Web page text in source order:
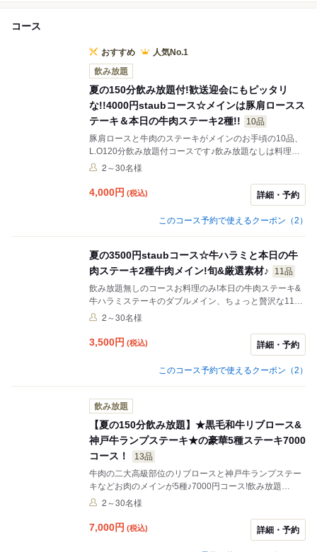
コース
おすすめ
人気No.1
飲み放題
夏の150分飲み放題付!歓送迎会にもピッタリ
な!!4000円staubコース☆メインは豚肩ロースス
テーキ＆本日の牛肉ステーキ2種!!
10品
豚肩ロースと牛肉のステーキがメインのお手頃の10品、
L.O120分飲み放題付コースです♪飲み放題なしは料理の
みで3000円。飲み放題も2名様～OKです。
2～30名様
4,000円 (税込) 詳細・予約
このコース予約で使えるクーポン（2）
夏の3500円staubコース☆牛ハラミと本日の牛
肉ステーキ2種牛肉メイン!旬&厳選素材♪
11品
飲み放題無しのコースお料理のみ!本日の牛肉ステーキ&
牛ハラミステーキのダブルメイン、ちょっと贅沢な11
品、 2名様～OKです♪
2～30名様
3,500円 (税込) 詳細・予約
このコース予約で使えるクーポン（2）
飲み放題
【夏の150分飲み放題】★黒毛和牛リブロース&
神戸牛ランプステーキ★の豪華5種ステーキ7000
コース！
13品
牛肉の二大高級部位のリブロースと神戸牛ランプステー
キなどお肉のメインが5種♪7000円コース!飲み放題
L.O120分付☆がっつりお肉＋たっぷり飲み放題を堪能し
ーキ・牛ハラミのステーキ・神戸牛ランプステーキ、黒
毛和牛リブロースステーキのがっつり肉食飲み放題付コ
2～30名様
7,000円 (税込) 詳細・予約